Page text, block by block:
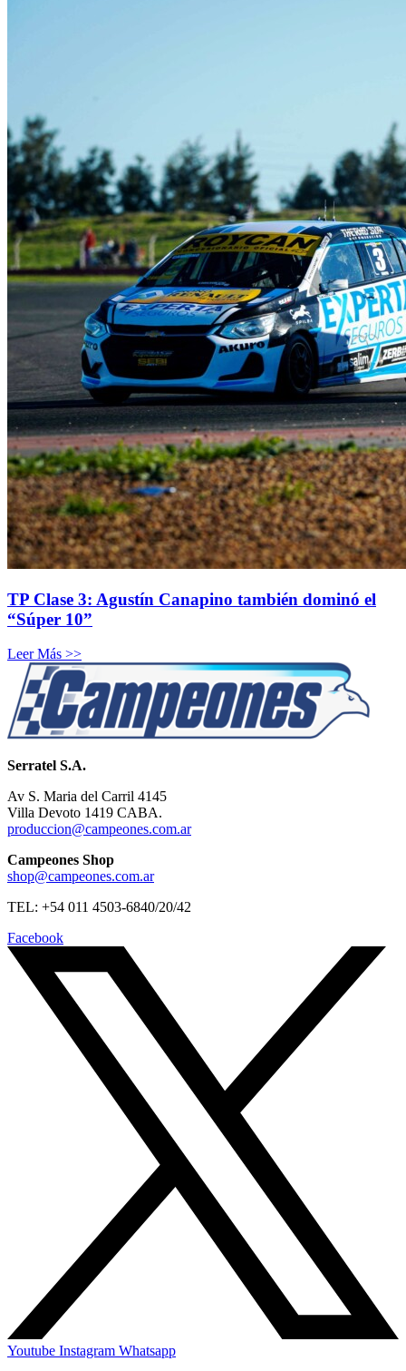
TP Clase 3: Agustín Canapino también dominó el
“Súper 10”
Leer Más >>
Serratel S.A.
Av S. Maria del Carril 4145
Villa Devoto 1419 CABA.
produccion@campeones.com.ar
Campeones Shop
shop@campeones.com.ar
TEL: +54 011 4503-6840/20/42
Facebook
Youtube Instagram Whatsapp